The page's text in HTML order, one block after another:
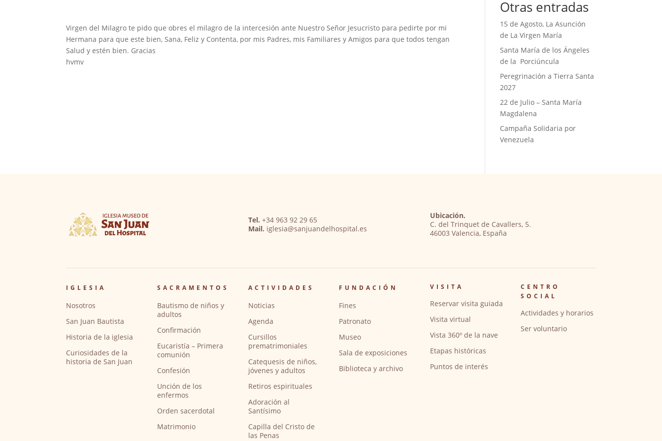
Virgen del Milagro te pido que obres el milagro de la intercesión ante Nuestro Señor Jesucristo para pedirte por mi
Hermana para que este bien, Sana, Feliz y Contenta, por mis Padres, mis Familiares y Amigos para que todos tengan
Salud y estén bien. Gracias
hvmv
Otras entradas
15 de Agosto, La Asunción
de La Virgen María
Santa María de los Ángeles
de la Porciúncula
Peregrinación a Tierra Santa
2027
22 de Julio – Santa María
Magdalena
Campaña Solidaria por
Venezuela
Tel. +34 963 92 29 65
Mail. iglesia@sanjuandelhospital.es
Ubicación.
C. del Trinquet de Cavallers, 5.
46003 Valencia, España
IGLESIA
Nosotros
San Juan Bautista
Historia de la iglesia
Curiosidades de la
historia de San Juan
SACRAMENTOS
Bautismo de niños y
adultos
Confirmación
Eucaristía – Primera
comunión
Confesión
Unción de los
enfermos
Orden sacerdotal
Matrimonio
ACTIVIDADES
Noticias
Agenda
Cursillos
prematrimoniales
Catequesis de niños,
jóvenes y adultos
Retiros espirituales
Adoración al
Santísimo
Capilla del Cristo de
las Penas
FUNDACIÓN
Fines
Patronato
Museo
Sala de exposiciones
Biblioteca y archivo
VISITA
Reservar visita guiada
Visita virtual
Vista 360º de la nave
Etapas históricas
Puntos de interés
CENTRO
SOCIAL
Actividades y horarios
Ser voluntario